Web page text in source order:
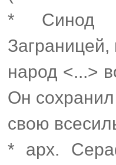
* Синод
народ <...>
Он
свою
* арх.